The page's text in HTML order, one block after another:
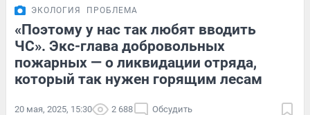
ЭКОЛОГИЯ ПРОБЛЕМА
«Поэтому у нас так любят вводить
ЧС». Экс-глава добровольных
пожарных — о ликвидации отряда,
который так нужен горящим лесам
20 мая, 2025, 15:30 2 688 Обсудить